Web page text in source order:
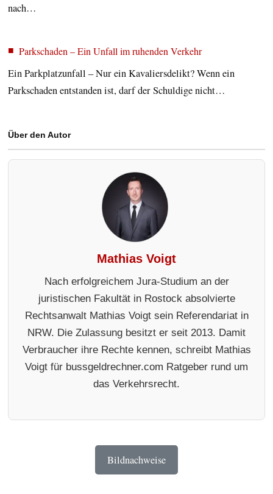
nach…
Parkschaden – Ein Unfall im ruhenden Verkehr
Ein Parkplatzunfall – Nur ein Kavaliersdelikt? Wenn ein
Parkschaden entstanden ist, darf der Schuldige nicht…
Über den Autor
Mathias Voigt
Nach erfolgreichem Jura-Studium an der
juristischen Fakultät in Rostock absolvierte
Rechtsanwalt Mathias Voigt sein Referendariat in
NRW. Die Zulassung besitzt er seit 2013. Damit
Verbraucher ihre Rechte kennen, schreibt Mathias
Voigt für bussgeldrechner.com Ratgeber rund um
das Verkehrsrecht.
Bildnachweise